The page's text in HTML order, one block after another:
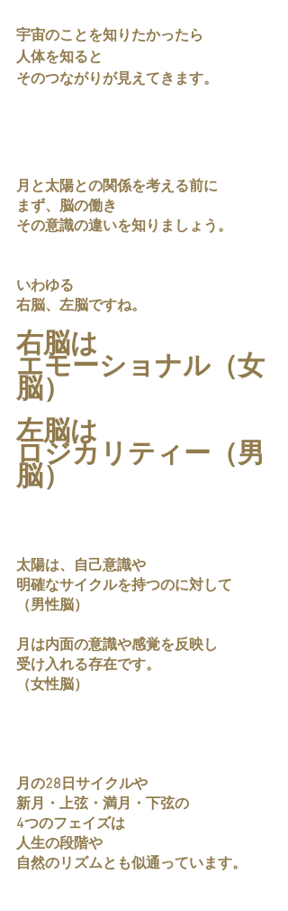
宇宙のことを知りたかったら
人体を知ると
そのつながりが見えてきます。
月と太陽との関係を考える前に
まず、脳の働き
その意識の違いを知りましょう。
いわゆる
右脳、左脳ですね。
右脳は
エモーショナル（女
脳）
左脳は
ロジカリティー（男
脳）
太陽は、自己意識や
明確なサイクルを持つのに対して
（男性脳）
月は内面の意識や感覚を反映し
受け入れる存在です。
（女性脳）
月の28日サイクルや
新月・上弦・満月・下弦の
4つのフェイズは
人生の段階や
自然のリズムとも似通っています。